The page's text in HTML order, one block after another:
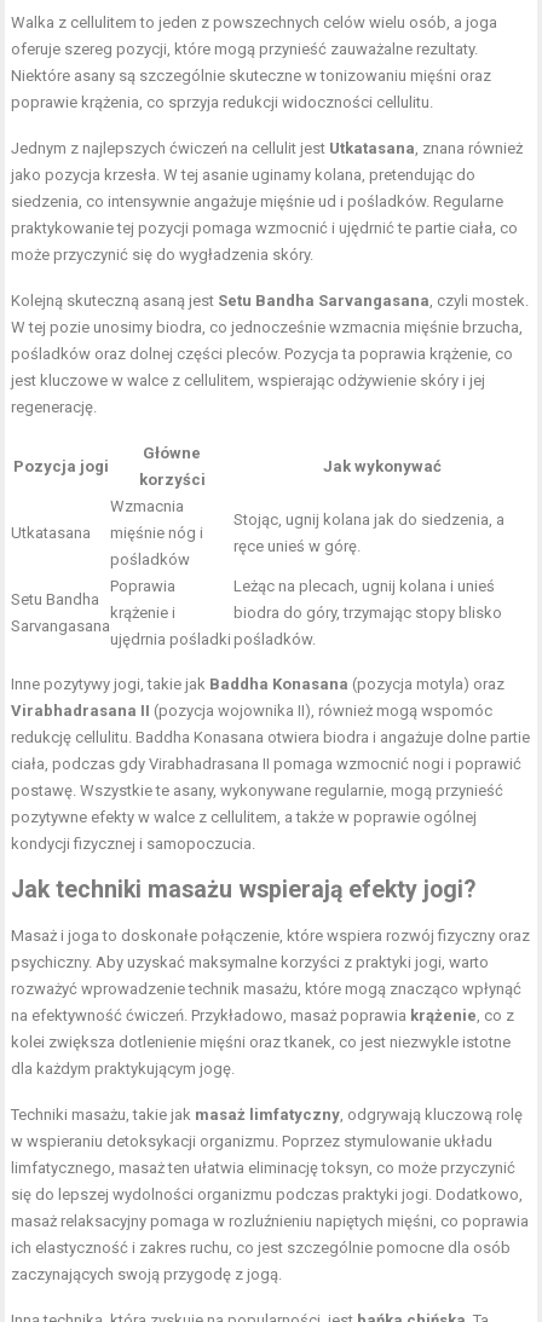
Walka z cellulitem to jeden z powszechnych celów wielu osób, a joga
oferuje szereg pozycji, które mogą przynieść zauważalne rezultaty.
Niektóre asany są szczególnie skuteczne w tonizowaniu mięśni oraz
poprawie krążenia, co sprzyja redukcji widoczności cellulitu.
Jednym z najlepszych ćwiczeń na cellulit jest Utkatasana , znana również
jako pozycja krzesła. W tej asanie uginamy kolana, pretendując do
siedzenia, co intensywnie angażuje mięśnie ud i pośladków. Regularne
praktykowanie tej pozycji pomaga wzmocnić i ujędrnić te partie ciała, co
może przyczynić się do wygładzenia skóry.
Kolejną skuteczną asaną jest Setu Bandha Sarvangasana , czyli mostek.
W tej pozie unosimy biodra, co jednocześnie wzmacnia mięśnie brzucha,
pośladków oraz dolnej części pleców. Pozycja ta poprawia krążenie, co
jest kluczowe w walce z cellulitem, wspierając odżywienie skóry i jej
regenerację.
Pozycja jogi
Główne
korzyści
Jak wykonywać
Utkatasana
Wzmacnia
mięśnie nóg i
pośladków
Stojąc, ugnij kolana jak do siedzenia, a
ręce unieś w górę.
Setu Bandha
Sarvangasana
Poprawia
krążenie i
ujędrnia pośladki
Leżąc na plecach, ugnij kolana i unieś
biodra do góry, trzymając stopy blisko
pośladków.
Inne pozytywy jogi, takie jak Baddha Konasana (pozycja motyla) oraz
Virabhadrasana II (pozycja wojownika II), również mogą wspomóc
redukcję cellulitu. Baddha Konasana otwiera biodra i angażuje dolne partie
ciała, podczas gdy Virabhadrasana II pomaga wzmocnić nogi i poprawić
postawę. Wszystkie te asany, wykonywane regularnie, mogą przynieść
pozytywne efekty w walce z cellulitem, a także w poprawie ogólnej
kondycji fizycznej i samopoczucia.
Jak techniki masażu wspierają efekty jogi?
Masaż i joga to doskonałe połączenie, które wspiera rozwój fizyczny oraz
psychiczny. Aby uzyskać maksymalne korzyści z praktyki jogi, warto
rozważyć wprowadzenie technik masażu, które mogą znacząco wpłynąć
na efektywność ćwiczeń. Przykładowo, masaż poprawia krążenie , co z
kolei zwiększa dotlenienie mięśni oraz tkanek, co jest niezwykle istotne
dla każdym praktykującym jogę.
Techniki masażu, takie jak masaż limfatyczny , odgrywają kluczową rolę
w wspieraniu detoksykacji organizmu. Poprzez stymulowanie układu
limfatycznego, masaż ten ułatwia eliminację toksyn, co może przyczynić
się do lepszej wydolności organizmu podczas praktyki jogi. Dodatkowo,
masaż relaksacyjny pomaga w rozluźnieniu napiętych mięśni, co poprawia
ich elastyczność i zakres ruchu, co jest szczególnie pomocne dla osób
zaczynających swoją przygodę z jogą.